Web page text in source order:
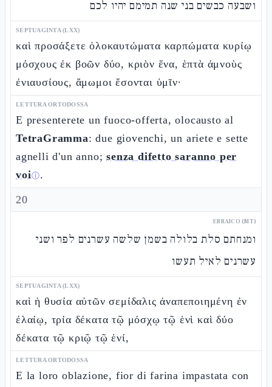
ושבעה כבשים בני שנה תמימם יהיו לכם
SEPTUAGINTA (LXX)
καὶ προσάξετε ὁλοκαυτώματα καρπώματα κυρίῳ
μόσχους ἐκ βοῶν δύο, κριὸν ἕνα, ἑπτὰ ἀμνοὺς
ἐνιαυσίους, ἄμωμοι ἔσονται ὑμῖν·
LETTURA ORTODOSSA
E presenterete un fuoco-offerta, olocausto al
TetraGramma: due giovenchi, un ariete e sette
agnelli d'un anno;senza difetto saranno per
voiⓘ.
20
EBRAICO (MT)
ומנחתם סלת בלולה בשמן שלשה עשרנים לפר ושני
עשרנים לאיל תעשו
SEPTUAGINTA (LXX)
καὶ ἡ θυσία αὐτῶν σεμίδαλις ἀναπεποιημένη ἐν
ἐλαίῳ, τρία δέκατα τῷ μόσχῳ τῷ ἑνὶ καὶ δύο
δέκατα τῷ κριῷ τῷ ἑνί,
LETTURA ORTODOSSA
E la loro oblazione, fior di farina impastata con